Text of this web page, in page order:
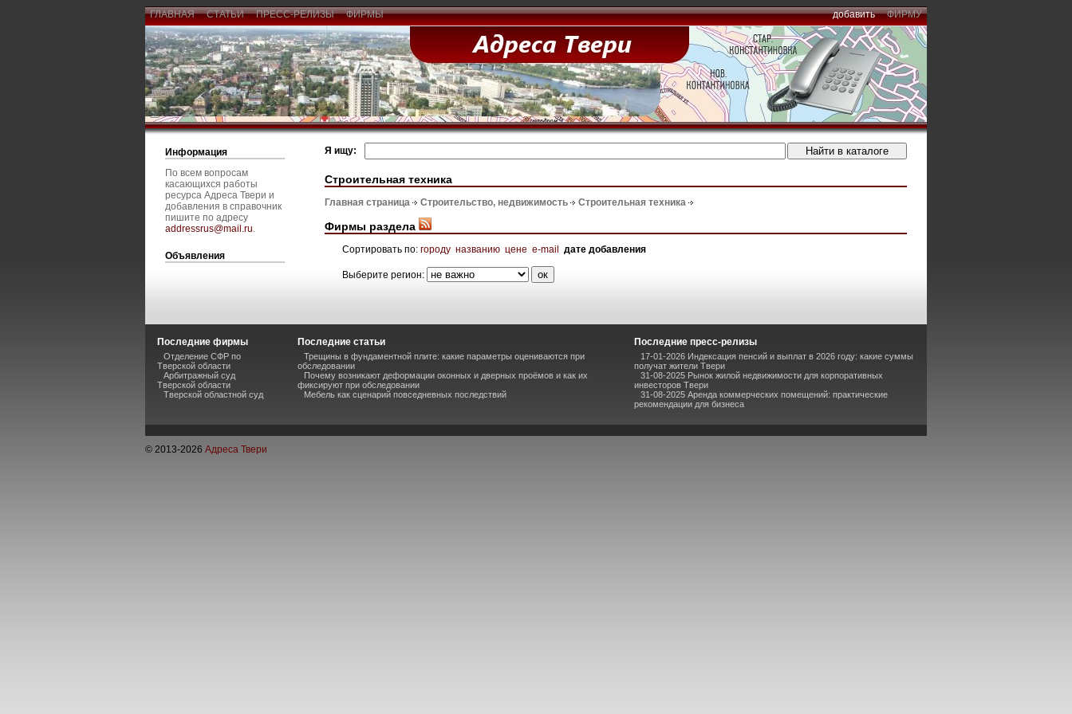
ГЛАВНАЯ СТАТЬИ ПРЕСС-РЕЛИЗЫ ФИРМЫ добавить ФИРМУ
Информация
По всем вопросам
касающихся работы
ресурса Адреса Твери и
добавления в справочник
пишите по адресу
addressrus@mail.ru.
Объявления
Я ищу:
Строительная техника
Главная страница Строительство, недвижимость Строительная техника
Фирмы раздела
Сортировать по: городу названию цене e-mail дате добавления
Выберите регион:
Последние фирмы
Отделение СФР по
Тверской области
Арбитражный суд
Тверской области
Тверской областной суд
Последние статьи
Трещины в фундаментной плите: какие параметры оцениваются при
обследовании
Почему возникают деформации оконных и дверных проёмов и как их
фиксируют при обследовании
Мебель как сценарий повседневных последствий
Последние пресс-релизы
17-01-2026 Индексация пенсий и выплат в 2026 году: какие суммы
получат жители Твери
31-08-2025 Рынок жилой недвижимости для корпоративных
инвесторов Твери
31-08-2025 Аренда коммерческих помещений: практические
рекомендации для бизнеса
© 2013-2026 Адреса Твери